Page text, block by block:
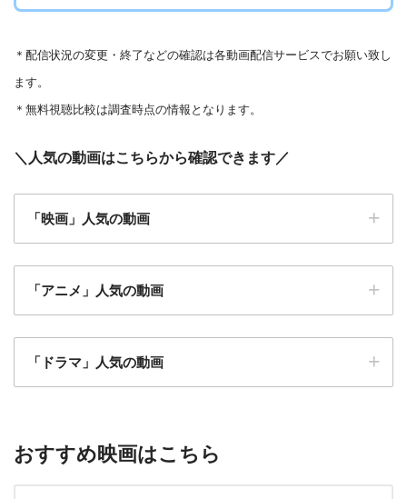
＊ 配信状況の変更・終了などの確認は各動画配信サービスでお願い致し
ます。
＊無料視聴比較は調査時点の情報となります。
＼ 人気の動画はこちらから確認できます／
「映画」人気の動画
仮面ライダーアギト PROJECT G4
忍者戦隊カクレンジャー
特捜戦隊デカレンジャー 10 YEARS AFTER
「アニメ」人気の動画
魔女の宅急便
イジング
「ドラマ」人気の動画
おすすめ映画はこちら